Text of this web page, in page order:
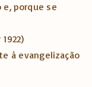
porque se
à evangelização